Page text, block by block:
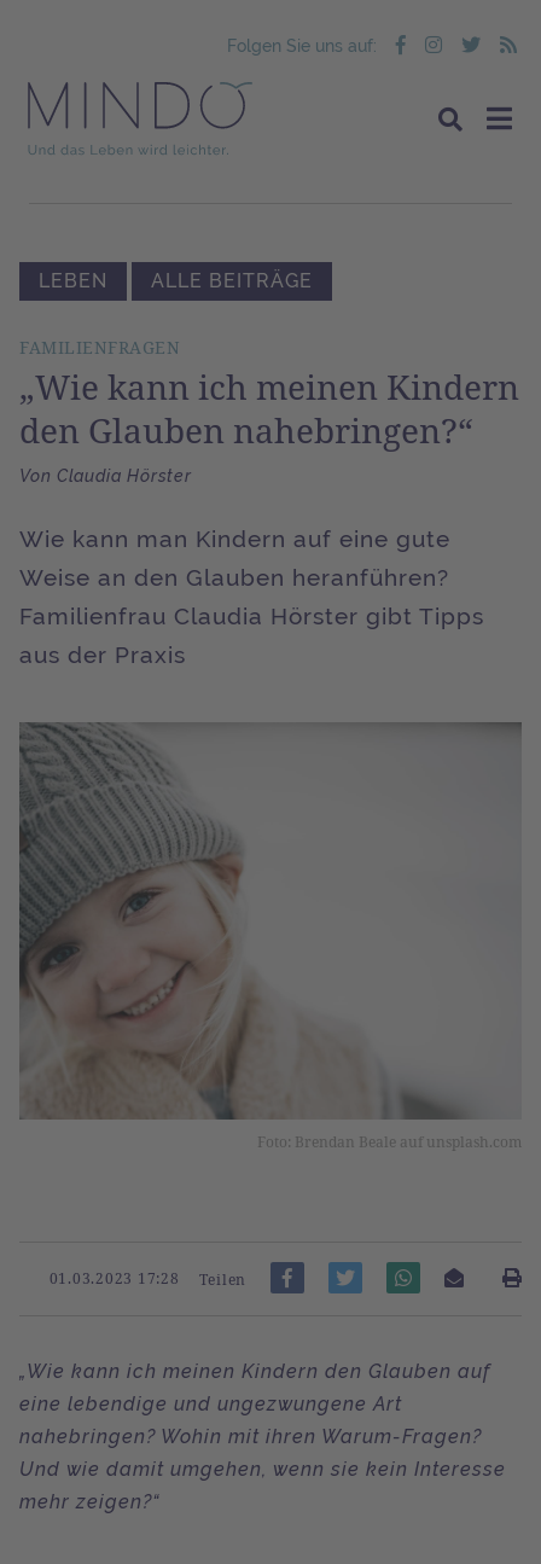
Folgen Sie uns auf:
LEBEN ALLE BEITRÄGE
FAMILIENFRAGEN
„Wie kann ich meinen Kindern
den Glauben nahebringen?“
Von Claudia Hörster
Wie kann man Kindern auf eine gute
Weise an den Glauben heranführen?
Familienfrau Claudia Hörster gibt Tipps
aus der Praxis
Foto: Brendan Beale auf unsplash.com
01.03.2023 17:28 Teilen
„Wie kann ich meinen Kindern den Glauben auf
eine lebendige und ungezwungene Art
nahebringen? Wohin mit ihren Warum-Fragen?
Und wie damit umgehen, wenn sie kein Interesse
mehr zeigen?“